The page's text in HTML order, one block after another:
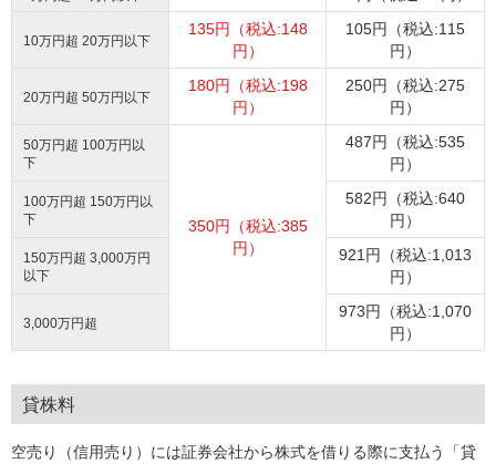
10万円超 20万円以下
135円（税込:148
円）
105円（税込:115
円）
20万円超 50万円以下
180円（税込:198
円）
250円（税込:275
円）
50万円超 100万円以
下
350円（税込:385
円）
487円（税込:535
円）
100万円超 150万円以
下
582円（税込:640
円）
150万円超 3,000万円
以下
921円（税込:1,013
円）
3,000万円超
973円（税込:1,070
円）
貸株料
空売り（信用売り）には証券会社から株式を借りる際に支払う「貸